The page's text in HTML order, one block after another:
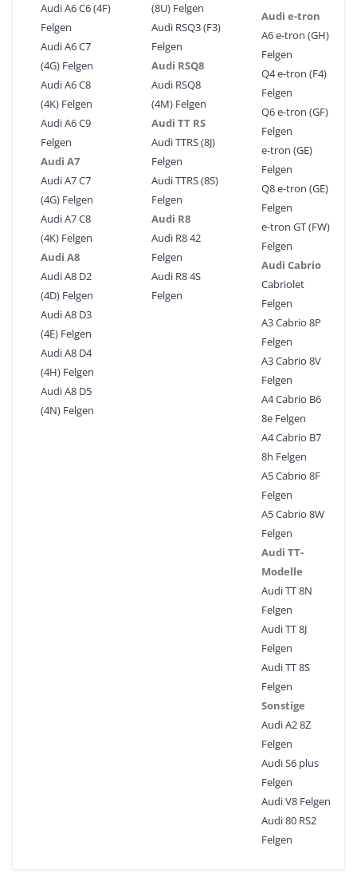
Audi A6 C6 (4F)
Felgen
Audi A6 C7
(4G) Felgen
Audi A6 C8
(4K) Felgen
Audi A6 C9
Felgen
Audi A7
Audi A7 C7
(4G) Felgen
Audi A7 C8
(4K) Felgen
Audi A8
Audi A8 D2
(4D) Felgen
Audi A8 D3
(4E) Felgen
Audi A8 D4
(4H) Felgen
Audi A8 D5
(4N) Felgen
(8U) Felgen
Audi RSQ3 (F3)
Felgen
Audi RSQ8
Audi RSQ8
(4M) Felgen
Audi TT RS
Audi TTRS (8J)
Felgen
Audi TTRS (8S)
Felgen
Audi R8
Audi R8 42
Felgen
Audi R8 4S
Felgen
Audi e-tron
A6 e-tron (GH)
Felgen
Q4 e-tron (F4)
Felgen
Q6 e-tron (GF)
Felgen
e-tron (GE)
Felgen
Q8 e-tron (GE)
Felgen
e-tron GT (FW)
Felgen
Audi Cabrio
Cabriolet
Felgen
A3 Cabrio 8P
Felgen
A3 Cabrio 8V
Felgen
A4 Cabrio B6
8e Felgen
A4 Cabrio B7
8h Felgen
A5 Cabrio 8F
Felgen
A5 Cabrio 8W
Felgen
Audi TT-
Modelle
Audi TT 8N
Felgen
Audi TT 8J
Felgen
Audi TT 8S
Felgen
Sonstige
Audi A2 8Z
Felgen
Audi S6 plus
Felgen
Audi V8 Felgen
Audi 80 RS2
Felgen